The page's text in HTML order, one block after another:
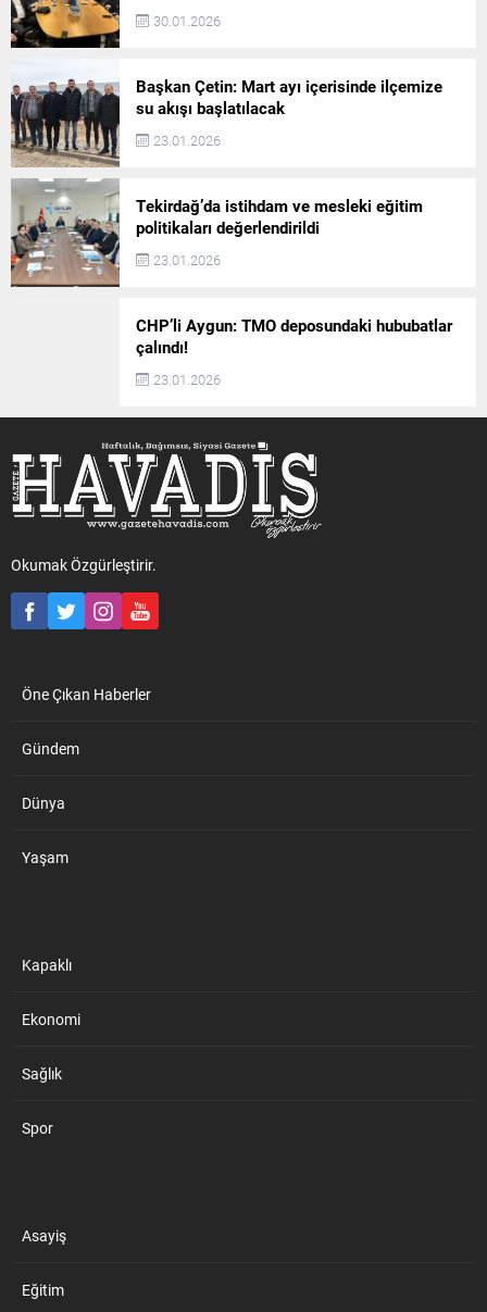
30.01.2026
Başkan Çetin: Mart ayı içerisinde ilçemize
su akışı başlatılacak
23.01.2026
Tekirdağ’da istihdam ve mesleki eğitim
politikaları değerlendirildi
23.01.2026
CHP’li Aygun: TMO deposundaki hububatlar
çalındı!
23.01.2026
Okumak Özgürleştirir.
Öne Çıkan Haberler
Gündem
Dünya
Yaşam
Kapaklı
Ekonomi
Sağlık
Spor
Asayiş
Eğitim